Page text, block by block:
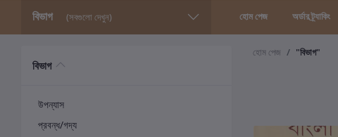
বিভাগ (সবগুলো দেখুন) হোম পেজ অর্ডার ট্র্যাকিং
বিভাগ
উপন্যাস
প্রবন্ধ/গদ্য
হোম পেজ
"বিভাগ"